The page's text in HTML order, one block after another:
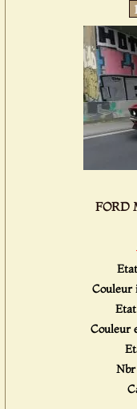
1
FORD
Couleur
Couleur